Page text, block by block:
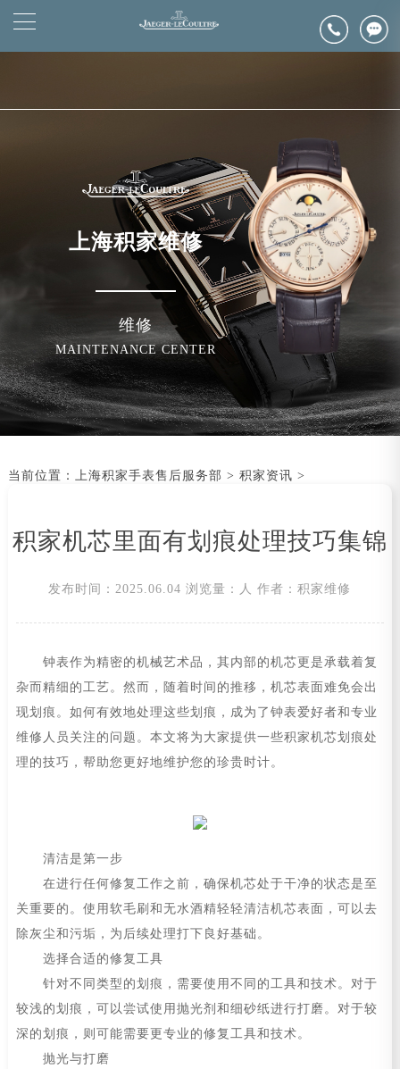
官网公告>
▲
▼
上海市徐汇区虹桥路3号港汇中心写字楼2座37层3705室（需提前预约）
上海市黄浦区南京东路299号宏伊国际广场写字楼8层806室（需提前预约）
上海积家维修
维修
MAINTENANCE CENTER
当前位置： 上海积家手表售后服务部 > 积家资讯 >
积家机芯里面有划痕处理技巧集锦
发布时间：2025.06.04 浏览量： 人 作者：积家维修
钟表作为精密的机械艺术品，其内部的机芯更是承载着复
杂而精细的工艺。然而，随着时间的推移，机芯表面难免会出
现划痕。如何有效地处理这些划痕，成为了钟表爱好者和专业
维修人员关注的问题。本文将为大家提供一些积家机芯划痕处
理的技巧，帮助您更好地维护您的珍贵时计。
清洁是第一步
在进行任何修复工作之前，确保机芯处于干净的状态是至
关重要的。使用软毛刷和无水酒精轻轻清洁机芯表面，可以去
除灰尘和污垢，为后续处理打下良好基础。
选择合适的修复工具
针对不同类型的划痕，需要使用不同的工具和技术。对于
较浅的划痕，可以尝试使用抛光剂和细砂纸进行打磨。对于较
深的划痕，则可能需要更专业的修复工具和技术。
抛光与打磨